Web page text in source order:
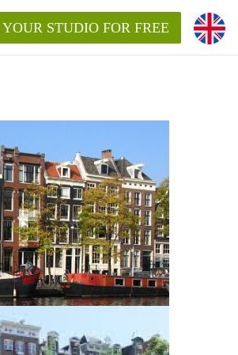
YOUR STUDIO FOR FREE